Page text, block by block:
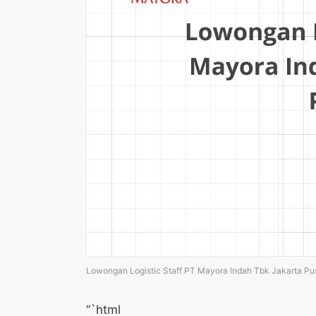
Lowongan Logistic Staff PT Mayora Indah Tbk Jakarta
“`html